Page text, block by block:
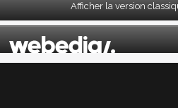
Afficher la version